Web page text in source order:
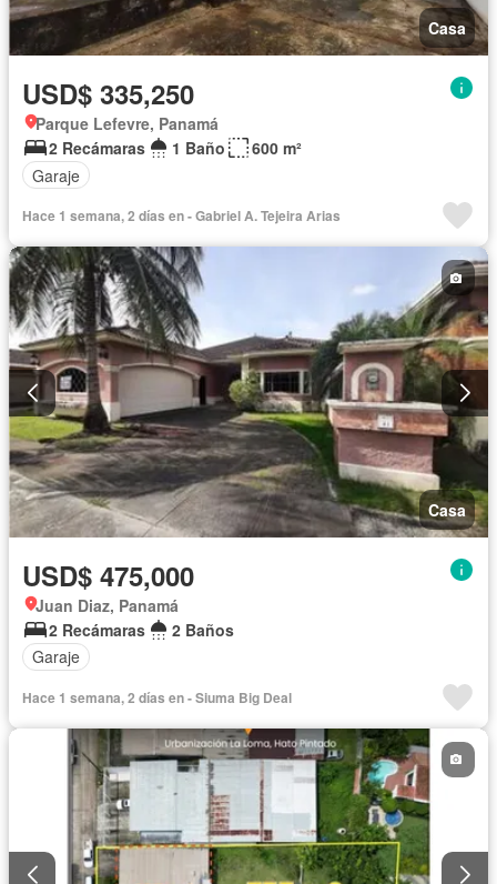
Casa
USD$ 335,250
Parque Lefevre, Panamá
2 Recámaras
1 Baño
600 m²
Garaje
Hace 1 semana, 2 días en - Gabriel A. Tejeira Arias
Casa
USD$ 475,000
Juan Diaz, Panamá
2 Recámaras
2 Baños
Garaje
Hace 1 semana, 2 días en - Siuma Big Deal